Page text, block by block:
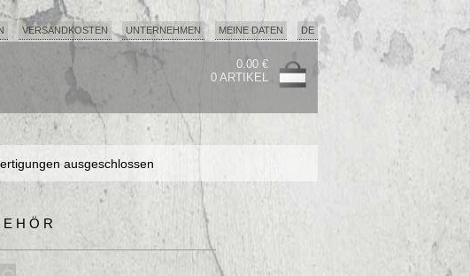
VERSANDKOSTEN UNTERNEHMEN MEINE DATEN
DE
0.00 €
0 ARTIKEL
ausgeschlossen
ausgeschlossen
ausgeschlossen